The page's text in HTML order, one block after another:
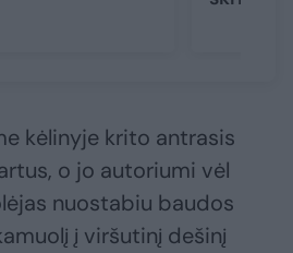
kėlinyje krito antrasis
o jo autoriumi vėl
nuostabiu baudos
į viršutinį dešinį